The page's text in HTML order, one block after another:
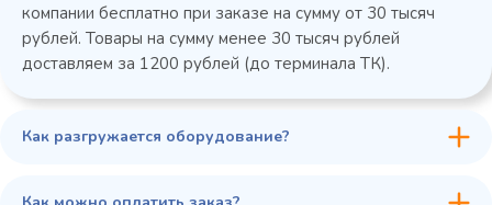
45 900 ₽
компании бесплатно при заказе на сумму от 30 тысяч
рублей. Товары на сумму менее 30 тысяч рублей
доставляем за 1200 рублей (до терминала ТК).
Как разгружается оборудование?